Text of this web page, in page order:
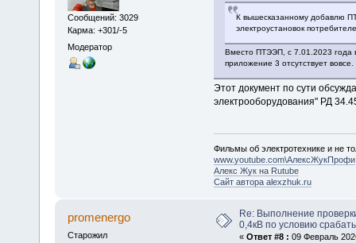
Сообщений: 3029
Карма: +301/-5
Модератор
К вышесказанному добавлю
электроустановок
Вместо ПТЭЭП, с 7.01.2023 года
приложение 3 отсутствует вовсе.
Этот документ по сути
электрооборудования" РД
Фильмы об электротехнике и не
www.youtube.com\АлексЖукПрофи
Алекс Жук на Rutube
Сайт автора alexzhuk.ru
promenergo
Старожил
Re: Выполнение
0,4кВ по условию
« Ответ #8 : 09 Февраль